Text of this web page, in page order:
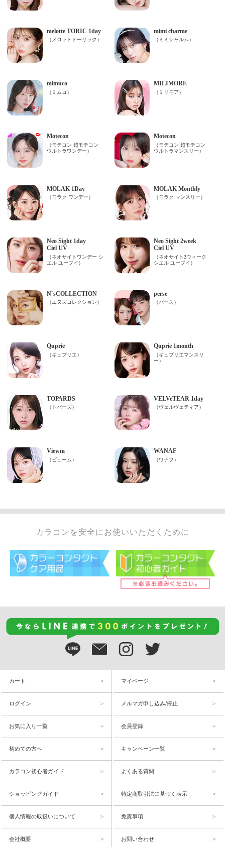
カラコンを安全にお使いいただくために
カート マイページ
ログイン メルマガ申し込み/停止
お気に入り一覧 会員登録
初めての方へ キャンペーン一覧
カラコン初心者ガイド よくある質問
ショッピングガイド 特定商取引法に基づく表示
個人情報の取扱いについて 免責事項
会社概要 お問い合わせ